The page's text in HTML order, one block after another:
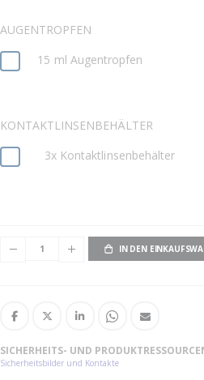
AUGENTROPFEN
15 ml Augentropfen
KONTAKTLINSENBEHÄLTER
3x Kontaktlinsenbehälter
IN DEN
SICHERHEITS- UND
Sicherheitsbilder und Kontakte